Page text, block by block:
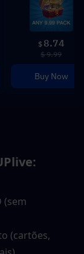
$ 8.74
$ 9.99
Buy Now
(sem
(cartões,